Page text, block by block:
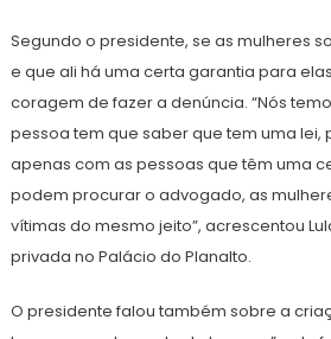
Segundo o presidente, se as mulheres
e que ali há uma certa garantia para
coragem de fazer a denúncia. “Nós
pessoa tem que saber que tem uma lei,
apenas com as pessoas que têm uma
podem procurar o advogado, as
vítimas do mesmo jeito”, acrescentou
privada no Palácio do Planalto.
O presidente falou também sobre a